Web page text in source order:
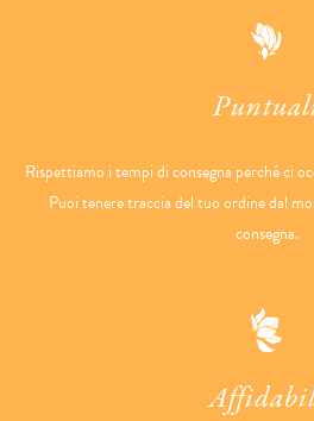
Rispettiamo i tempi di consegna perché ci
Puoi tenere traccia del tuo ordine dal
consegna.